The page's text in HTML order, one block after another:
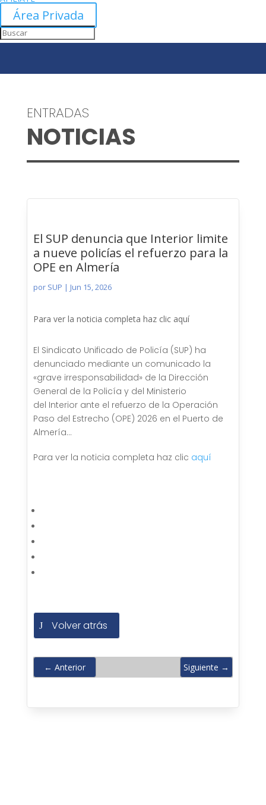
Área Privada
ENTRADAS
NOTICIAS
El SUP denuncia que Interior limite
a nueve policías el refuerzo para la
OPE en Almería
por SUP | Jun 15, 2026
Para ver la noticia completa haz clic aquí
El Sindicato Unificado de Policía (SUP) ha
denunciado mediante un comunicado la
«grave irresponsabilidad» de la Dirección
General de la Policía y del Ministerio
del Interior ante el refuerzo de la Operación
Paso del Estrecho (OPE) 2026 en el Puerto de
Almería…
Para ver la noticia completa haz clic aquí
Volver atrás
← Anterior Siguiente →